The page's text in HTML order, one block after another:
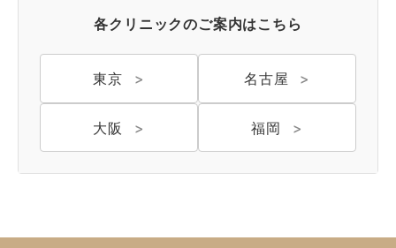
各クリニックのご案内はこちら
東京 名古屋
大阪 福岡